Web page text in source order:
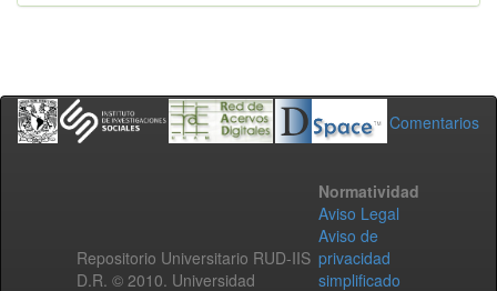
Comentarios
Repositorio Universitario RUD-IIS
D.R. © 2010. Universidad
Normatividad
Aviso Legal
Aviso de
privacidad
simplificado